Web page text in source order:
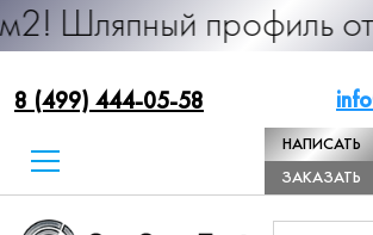
профиль от 25
8 (499) 444-05-58
НАПИСАТЬ
ДИРЕКТОРУ
ЗАКАЗАТЬ
ЗВОНОК